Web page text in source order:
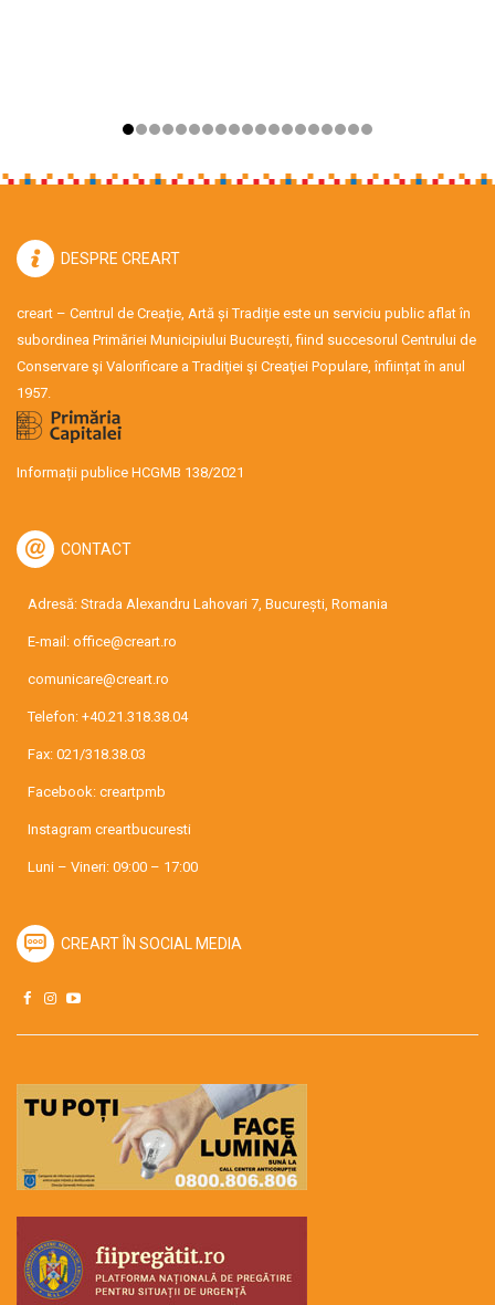
DESPRE CREART
creart – Centrul de Creație, Artă și Tradiție este un serviciu public aflat în
subordinea Primăriei Municipiului București, fiind succesorul Centrului de
Conservare şi Valorificare a Tradiţiei şi Creaţiei Populare, înființat în anul
1957.
Informații publice HCGMB 138/2021
CONTACT
Adresă: Strada Alexandru Lahovari 7, București, Romania
E-mail: office@creart.ro
comunicare@creart.ro
Telefon: +40.21.318.38.04
Fax: 021/318.38.03
Facebook: creartpmb
Instagram creartbucuresti
Luni – Vineri: 09:00 – 17:00
CREART ÎN SOCIAL MEDIA